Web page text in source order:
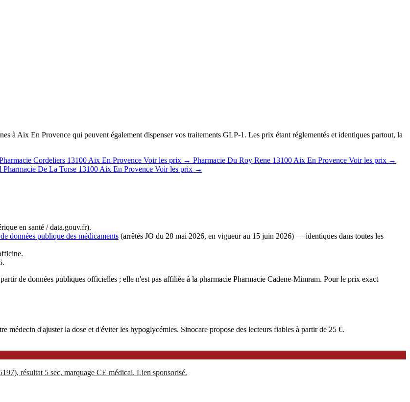
à Aix En Provence qui peuvent également dispenser vos traitements GLP-1. Les prix étant réglementés et identiques partout, la
Cordeliers 13100 Aix En Provence Voir les prix → Pharmacie Du Roy Rene 13100 Aix En Provence Voir les prix →
Pharmacie De La Torse 13100 Aix En Provence Voir les prix →
en santé / data.gouv.fr).
données publique des médicaments (arrêtés JO du 28 mai 2026, en vigueur au 15 juin 2026) — identiques dans toutes les
de données publiques officielles ; elle n'est pas affiliée à la pharmacie Pharmacie Cadene-Mimram. Pour le prix exact
d'ajuster la dose et d'éviter les hypoglycémies. Sinocare propose des lecteurs fiables à partir de 25 €.
résultat 5 sec, marquage CE médical. Lien sponsorisé.